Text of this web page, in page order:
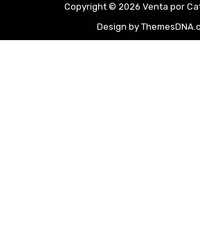
Copyright © 2026 Venta por
Design by